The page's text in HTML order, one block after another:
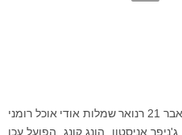
21 רנואר שמלות אודי אוכל רומני
ג'ניפר אניסטון הונג קונג
הפועל עכו